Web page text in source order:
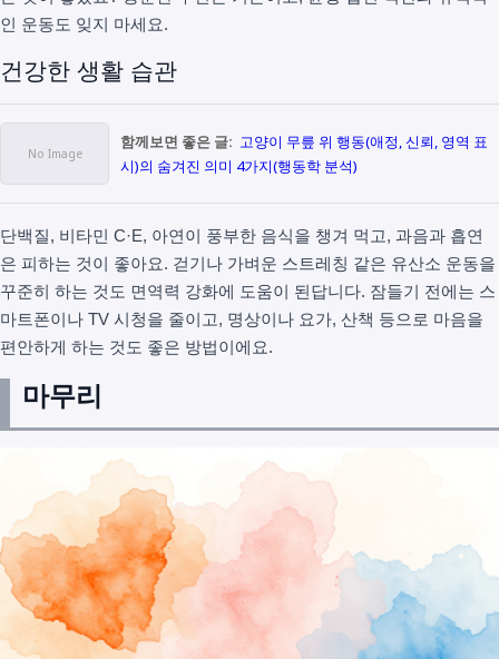
인 운동도 잊지 마세요.
건강한 생활 습관
함께보면 좋은 글: 고양이 무릎 위 행동(애정, 신뢰, 영역 표
시)의 숨겨진 의미 4가지(행동학 분석)
단백질, 비타민 C·E, 아연이 풍부한 음식을 챙겨 먹고, 과음과 흡연
은 피하는 것이 좋아요. 걷기나 가벼운 스트레칭 같은 유산소 운동을
꾸준히 하는 것도 면역력 강화에 도움이 된답니다. 잠들기 전에는 스
마트폰이나 TV 시청을 줄이고, 명상이나 요가, 산책 등으로 마음을
편안하게 하는 것도 좋은 방법이에요.
마무리